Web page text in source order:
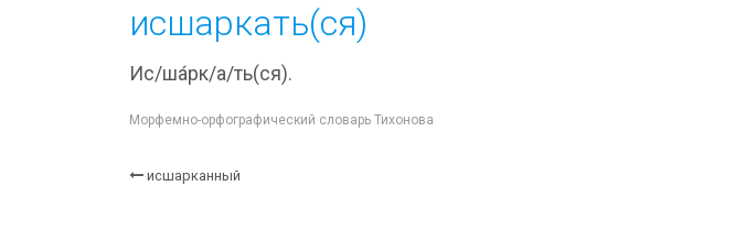
исшаркать(ся)
Ис/ша́рк/а/ть(ся).
Морфемно-орфографический словарь Тихонова
исшарканный